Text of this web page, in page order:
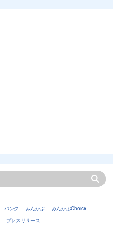
バンク みんかぶ
みんかぶChoice
プレスリリース